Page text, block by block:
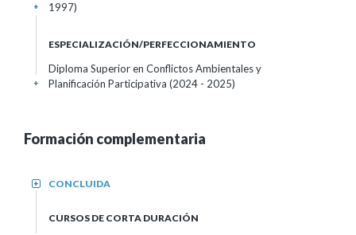
1997)
+
ESPECIALIZACIÓN/PERFECCIONAMIENTO
Diploma Superior en Conflictos Ambientales y
Planificación Participativa (2024 - 2025)
+
Formación complementaria
CONCLUIDA
+
CURSOS DE CORTA DURACIÓN